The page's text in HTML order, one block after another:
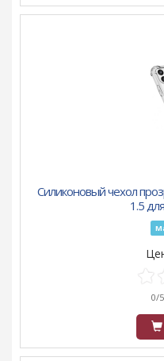
Силиконовый чехол
1.5
0/